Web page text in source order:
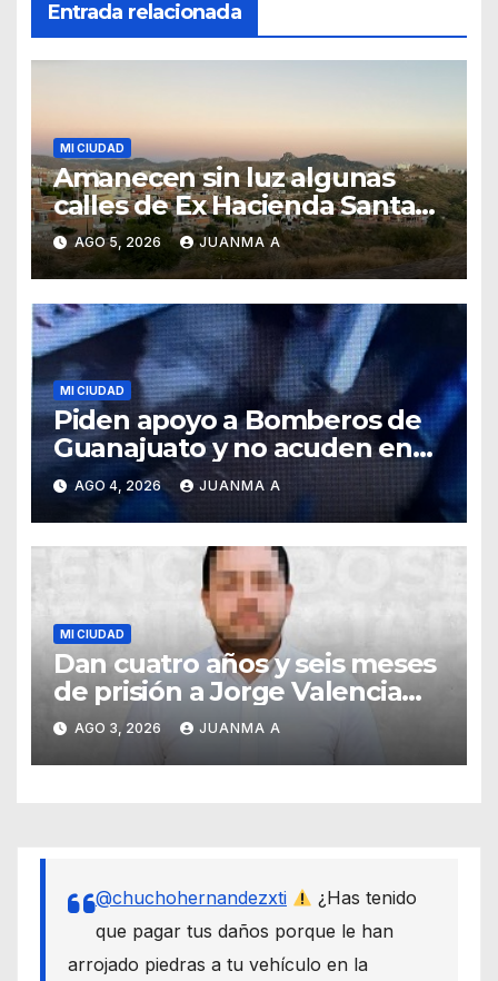
Entrada relacionada
MI CIUDAD
Amanecen sin luz algunas
calles de Ex Hacienda Santa
Teresa
AGO 5, 2026 JUANMA A
MI CIUDAD
Piden apoyo a Bomberos de
Guanajuato y no acuden en
auxilio de capitalinos ante
fuerte lluvia
AGO 4, 2026 JUANMA A
MI CIUDAD
Dan cuatro años y seis meses
de prisión a Jorge Valencia
Gallo por el delito de cohecho
AGO 3, 2026 JUANMA A
@chuchohernandezxti
¿Has tenido
que pagar tus daños porque le han
arrojado piedras a tu vehículo en la